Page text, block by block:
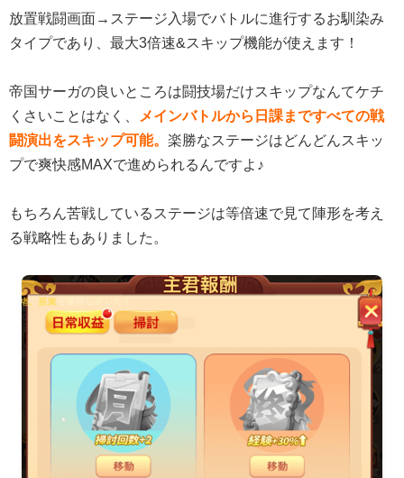
放置戦闘画面→ステージ入場でバトルに進行するお馴染み
タイプであり、最大3倍速&スキップ機能が使えます！
帝国サーガの良いところは闘技場だけスキップなんてケチ
くさいことはなく、
メインバトルから日課まですべての戦
闘演出をスキップ可能。 楽勝なステージはどんどんスキッ
プで爽快感MAXで進められるんですよ♪
もちろん苦戦しているステージは等倍速で見て陣形を考え
る戦略性もありました。